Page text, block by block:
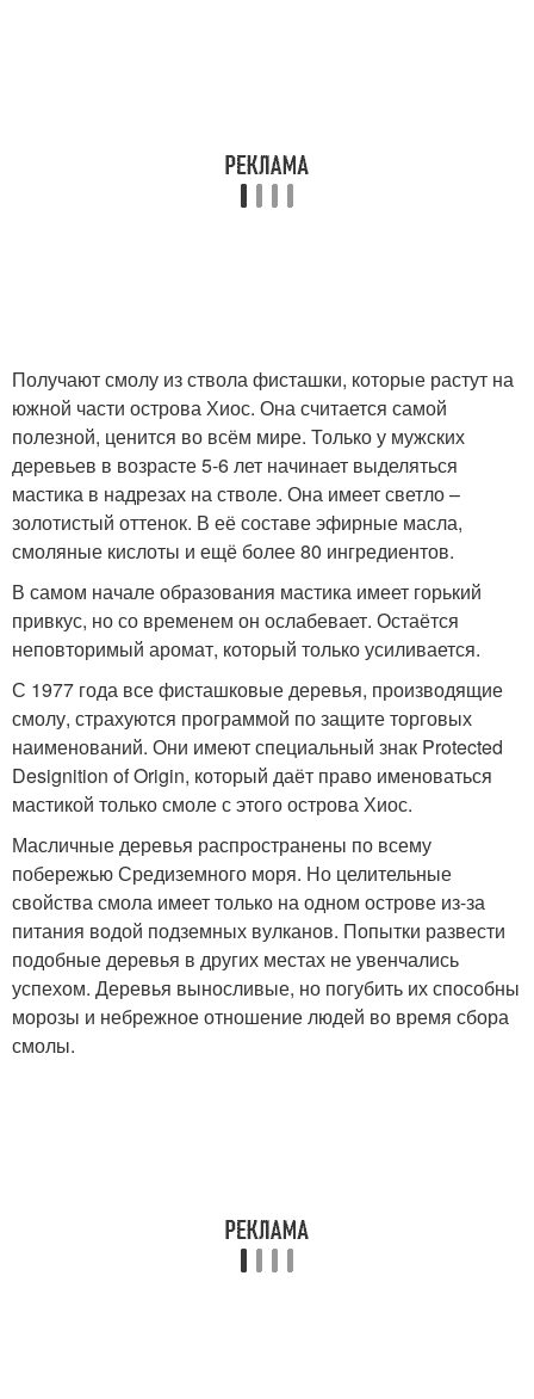
Получают смолу из ствола фисташки, которые растут на
южной части острова Хиос. Она считается самой
полезной, ценится во всём мире. Только у мужских
деревьев в возрасте 5-6 лет начинает выделяться
мастика в надрезах на стволе. Она имеет светло –
золотистый оттенок. В её составе эфирные масла,
смоляные кислоты и ещё более 80 ингредиентов.
В самом начале образования мастика имеет горький
привкус, но со временем он ослабевает. Остаётся
неповторимый аромат, который только усиливается.
С 1977 года все фисташковые деревья, производящие
смолу, страхуются программой по защите торговых
наименований. Они имеют специальный знак Protected
Designition of Origin, который даёт право именоваться
мастикой только смоле с этого острова Хиос.
Масличные деревья распространены по всему
побережью Средиземного моря. Но целительные
свойства смола имеет только на одном острове из-за
питания водой подземных вулканов. Попытки развести
подобные деревья в других местах не увенчались
успехом. Деревья выносливые, но погубить их способны
морозы и небрежное отношение людей во время сбора
смолы.